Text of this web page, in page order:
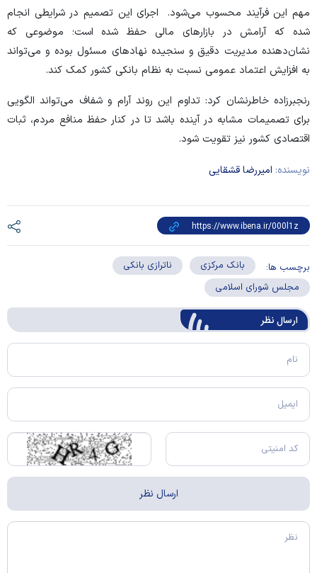
مهم این فرآیند محسوب می‌شود. اجرای این تصمیم در شرایطی انجام
شده که آرامش در بازار‌های مالی حفظ شده است؛ موضوعی که
نشان‌دهنده مدیریت دقیق و سنجیده نهاد‌های مسئول بوده و می‌تواند
به افزایش اعتماد عمومی نسبت به نظام بانکی کشور کمک کند.
رنجبرزاده خاطرنشان کرد: تداوم این روند آرام و شفاف می‌تواند الگویی
برای تصمیمات مشابه در آینده باشد تا در کنار حفظ منافع مردم، ثبات
اقتصادی کشور نیز تقویت شود.
نویسنده: امیررضا قشقایی
برچسب ها: بانک مرکزی
ناترازی بانکی
مجلس شورای اسلامی
ارسال‌ نظر